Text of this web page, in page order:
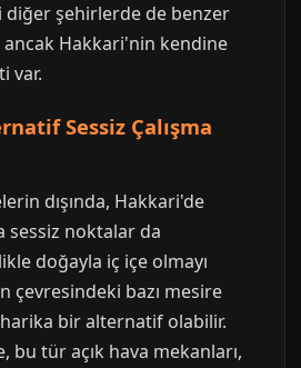
diğer şehirlerde de benzer
ancak Hakkari'nin kendine
var.
Sessiz Çalışma
dışında, Hakkari'de
sessiz noktalar da
doğayla iç içe olmayı
çevresindeki bazı mesire
bir alternatif olabilir.
bu tür açık hava mekanları,